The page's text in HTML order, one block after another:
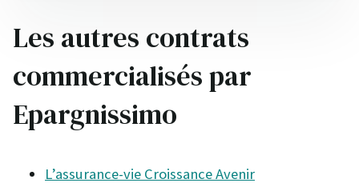
Les autres contrats
commercialisés par
Epargnissimo
L’assurance-vie Croissance Avenir